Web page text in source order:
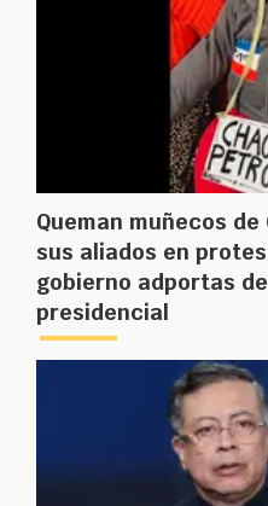
Queman muñecos
sus aliados en
gobierno adportas
presidencial